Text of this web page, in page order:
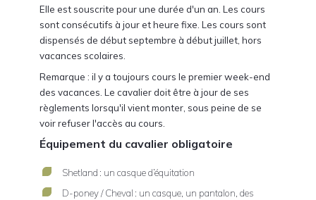
Elle est souscrite pour une durée d'un an. Les cours
sont consécutifs à jour et heure fixe. Les cours sont
dispensés de début septembre à début juillet, hors
vacances scolaires.
Remarque : il y a toujours cours le premier week-end
des vacances. Le cavalier doit être à jour de ses
règlements lorsqu'il vient monter, sous peine de se
voir refuser l'accès au cours.
Équipement du cavalier obligatoire
Shetland : un casque d’équitation
D-poney / Cheval : un casque, un pantalon, des